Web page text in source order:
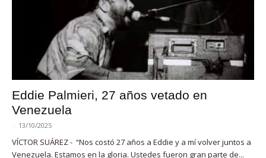
Eddie Palmieri, 27 años vetado en
Venezuela
- 13/10/2025
VÍCTOR SUÁREZ - “Nos costó 27 años a Eddie y a mí volver juntos a
Venezuela. Estamos en la gloria. Ustedes fueron gran parte de...